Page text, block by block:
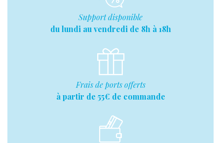
Support disponible
du lundi au vendredi de 8h à 18h
Frais de ports offerts
à partir de 55€ de commande